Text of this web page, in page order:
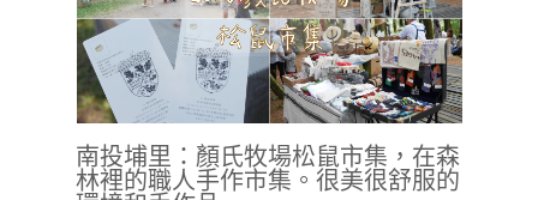
南投埔里：顏氏牧場松鼠市集，在森
林裡的職人手作市集。很美很舒服的